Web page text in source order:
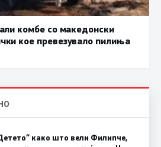
комбе со македонски
кое превезувало пилиња
како што вели Филипче,